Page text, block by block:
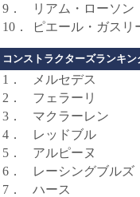
9．
リアム・ローソン
10．
ピエール・ガスリ
コンストラクターズランキン
1． メルセデス
2．
フェラーリ
3．
マクラーレン
4．
レッドブル
5．
アルピーヌ
6．
レーシングブルズ
7．
ハース